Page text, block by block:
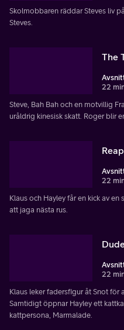
Skolmobbaren räddar Steves liv
Steves.
The
22
Steve, Bah Bah och en motvillig
uråldrig kinesisk skatt. Roger blir
22
Klaus och Hayley får en kick av
att jaga nästa rus.
22
Klaus leker fadersfigur åt Snot för
Samtidigt öppnar Hayley ett
kattpersona, Marmalade.